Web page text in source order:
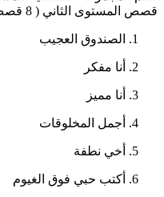
قصص المستوى الثاني ( 8 قصص )من منهاج تفكر مع أنوس :
الصندوق العجيب
أنا مفكر
أنا مميز
أجمل المخلوقات
أخي نطفة
أكتب حبي فوق الغيوم